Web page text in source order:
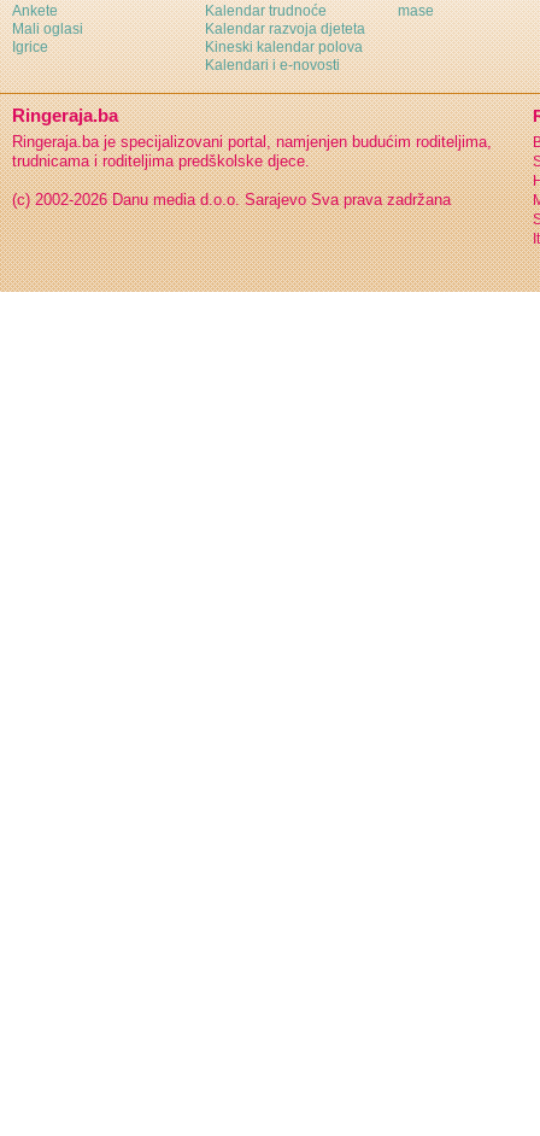
Ankete
Mali oglasi
Igrice
Kalendar trudnoće
Kalendar razvoja djeteta
Kineski kalendar polova
Kalendari i e-novosti
mase
Ringeraja.ba
Ringeraja.ba je specijalizovani portal, namjenjen budućim roditeljima,
trudnicama i roditeljima predškolske djece.
(c) 2002-2026 Danu media d.o.o. Sarajevo Sva prava zadržana